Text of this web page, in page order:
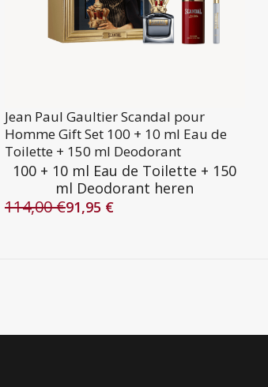
Jean Paul Gaultier Scandal pour
Homme Gift Set 100 + 10 ml Eau de
Toilette + 150 ml Deodorant
100 + 10 ml Eau de Toilette + 150
ml Deodorant heren
114,00€
Oorspronkelijke
91,95 €
Huidige